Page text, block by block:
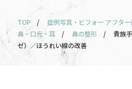
TOP / 症例写真・ビフォー アフタ
鼻・口元・耳
/ 鼻の整形
/ 貴族手
ゼ）／ほうれい線の改善